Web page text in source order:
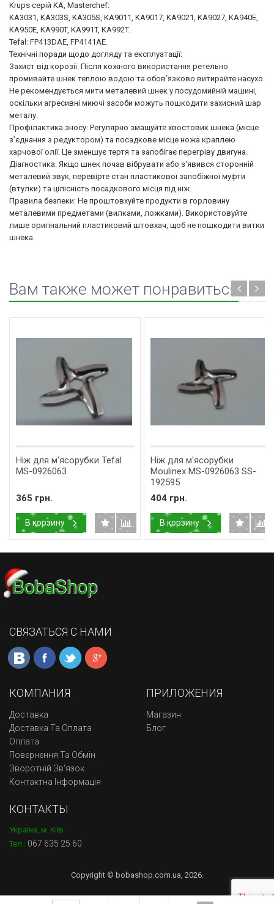
Krups серій KA, Masterchef:
KA3031, KA303S, KA305S, KA9011, KA9017, KA9021, KA9027, KA940E,
KA950E, KA990T, KA991T, KA992T.
Tefal: FP413DAE, FP4141AE.
Технічні поради щодо догляду та експлуатації:
Захист від корозії: Після кожного використання ретельно
промивайте шнек теплою водою та обов’язково витирайте насухо.
Не рекомендується мити металевий шнек у посудомийній машині,
оскільки агресивні миючі засоби можуть пошкодити захисний шар
металу.
Профілактика зносу: Регулярно змащуйте хвостовик шнека (місце
з’єднання з редуктором) та посадкове місце ножа краплею
харчової олії. Це зменшує тертя та запобігає перегріву двигуна.
Діагностика: Якщо шнек почав вібрувати або з'явився сторонній
металевий звук, перевірте стан пластикової запобіжної муфти
(втулки) та цілісність посадкового місця під ніж.
Правила безпеки: Не проштовхуйте продукти в горловину
металевими предметами (вилками, ложками). Використовуйте
лише оригінальний пластиковий штовхач, щоб не пошкодити витки
шнека.
Вам также может понравиться
Ніж для м'ясорубки Tefal
MS-0926063
365 грн.
В корзину
Ніж для м'ясорубки
Moulinex MS-0926063 SS-
192595
404 грн.
В корзину
СВЯЗАТЬСЯ С НАМИ
КОМПАНИЯ
Доставка
Доставка Та Оплата
Оплата
Повернення Та Обмін
Зворотній Зв'язок
Контактна Інформація
ПРИЛОЖЕНИЯ
Магазин
Блог
КОНТАКТЫ
Україна, м. Кіїв
Тел.: 067 635 25 60
Copyright © bobashop.com.ua, 2026.